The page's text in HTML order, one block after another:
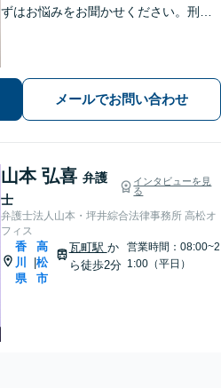
ずはお悩みをお聞かせください。刑事
状況から抜け出すお手伝いをします。
メールでお問い合わせ
山本 弘喜 弁護
士
インタビューを見
る
弁護士法人山本・坪井綜合法律事務所 高松オ
フィス
香
川
県
高
松
市
瓦町駅 か
ら徒歩2分
営業時間：08:00~2
1:00（平日）